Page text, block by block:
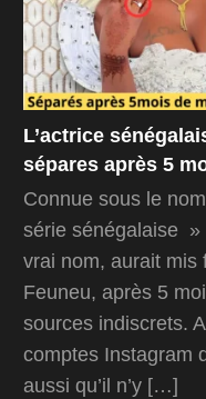
L’actrice
sépares après 5
Connue sous le
série sénégalaise
vrai nom, aurait mis
Feuneu, après 5
sources indiscrets.
comptes Instagram
aussi qu’il n’y […]